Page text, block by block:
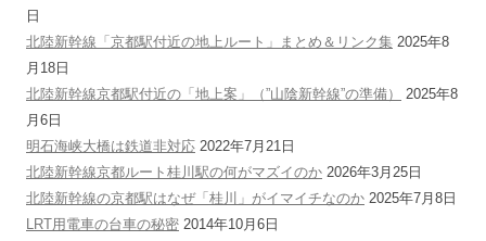
日
北陸新幹線「京都駅付近の地上ルート」まとめ＆リンク集 2025年8
月18日
北陸新幹線京都駅付近の「地上案」（”山陰新幹線”の準備）
2025年8
月6日
明石海峡大橋は鉄道非対応 2022年7月21日
北陸新幹線京都ルート桂川駅の何がマズイのか 2026年3月25日
北陸新幹線の京都駅はなぜ「桂川」がイマイチなのか 2025年7月8日
LRT用電車の台車の秘密 2014年10月6日